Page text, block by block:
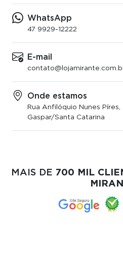
WhatsApp
47 9929-12222
E-mail
Onde estamos
Rua Anfilóquio Nunes
Gaspar/Santa Catarina
MAIS DE 700 MIL